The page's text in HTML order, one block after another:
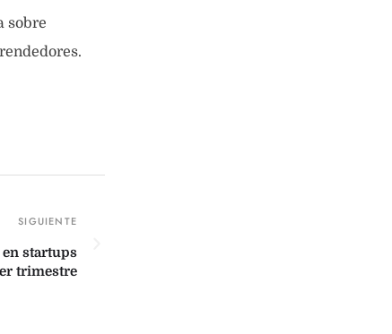
sobre
startups
trimestre